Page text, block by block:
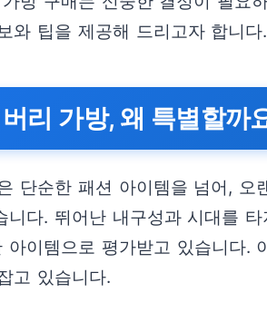
와 팁을 제공해 드리고자 합니다.
리 가방, 왜 특별할까
단순한 패션 아이템을 넘어, 오
니다. 뛰어난 내구성과 시대를
아이템으로 평가받고 있습니다.
고 있습니다.